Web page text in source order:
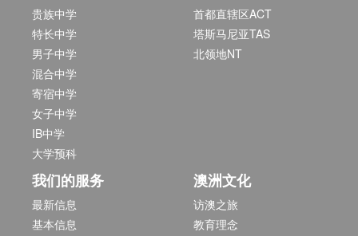
贵族中学
特长中学
男子中学
混合中学
寄宿中学
女子中学
IB中学
大学预科
首都直辖区ACT
塔斯马尼亚TAS
北领地NT
我们的服务
最新信息
基本信息
澳洲文化
访澳之旅
教育理念